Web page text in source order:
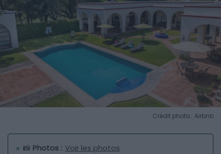
Crédit photo : Airbnb
📸 Photos : Voir les photos